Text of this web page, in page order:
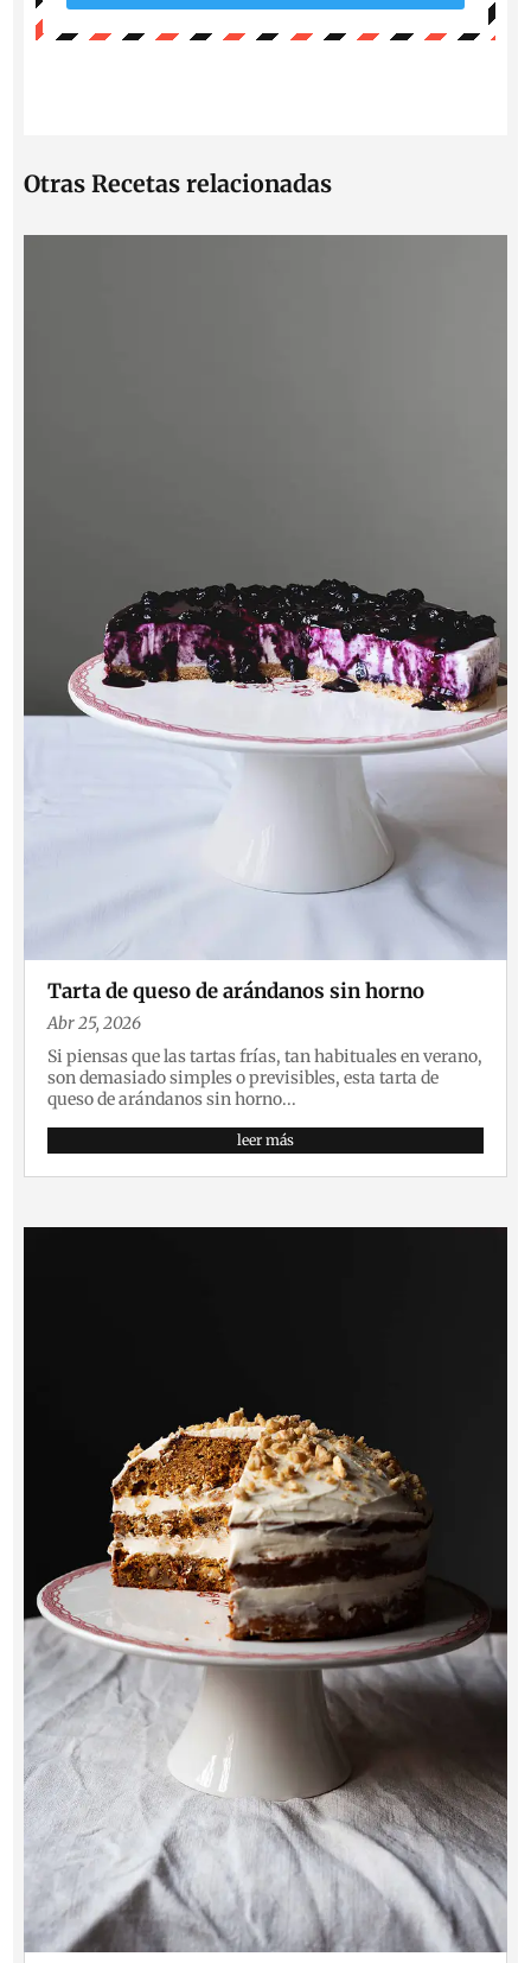
Otras Recetas relacionadas
Tarta de queso de arándanos sin horno
Abr 25, 2026
Si piensas que las tartas frías, tan habituales en verano,
son demasiado simples o previsibles, esta tarta de
queso de arándanos sin horno...
leer más